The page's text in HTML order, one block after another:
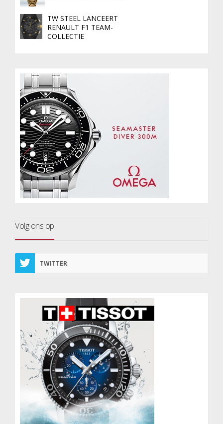
TW STEEL LANCEERT
RENAULT F1 TEAM-
COLLECTIE
Volg ons op
TWITTER